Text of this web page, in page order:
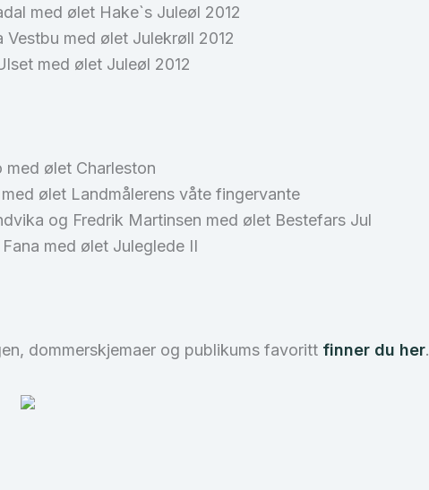
med ølet Hake`s Juleøl 2012
med ølet Julekrøll 2012
med ølet Juleøl 2012
med ølet Charleston
ølet Landmålerens våte fingervante
og Fredrik Martinsen med ølet Bestefars Jul
med ølet Juleglede II
dommerskjemaer og publikums favoritt finner du her.